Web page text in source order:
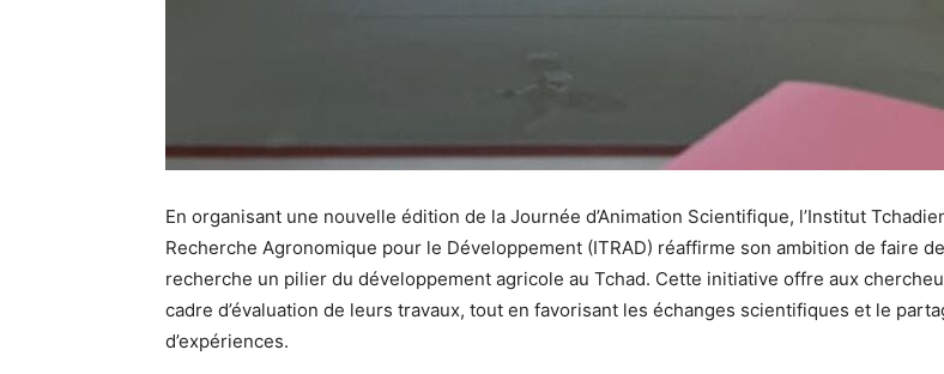
En organisant une nouvelle édition de la Journée d’Animation Scientifique, l’Institut
Recherche Agronomique pour le Développement (ITRAD) réaffirme son ambition de faire
recherche un pilier du développement agricole au Tchad. Cette initiative offre aux
cadre d’évaluation de leurs travaux, tout en favorisant les échanges scientifiques et le
d’expériences.